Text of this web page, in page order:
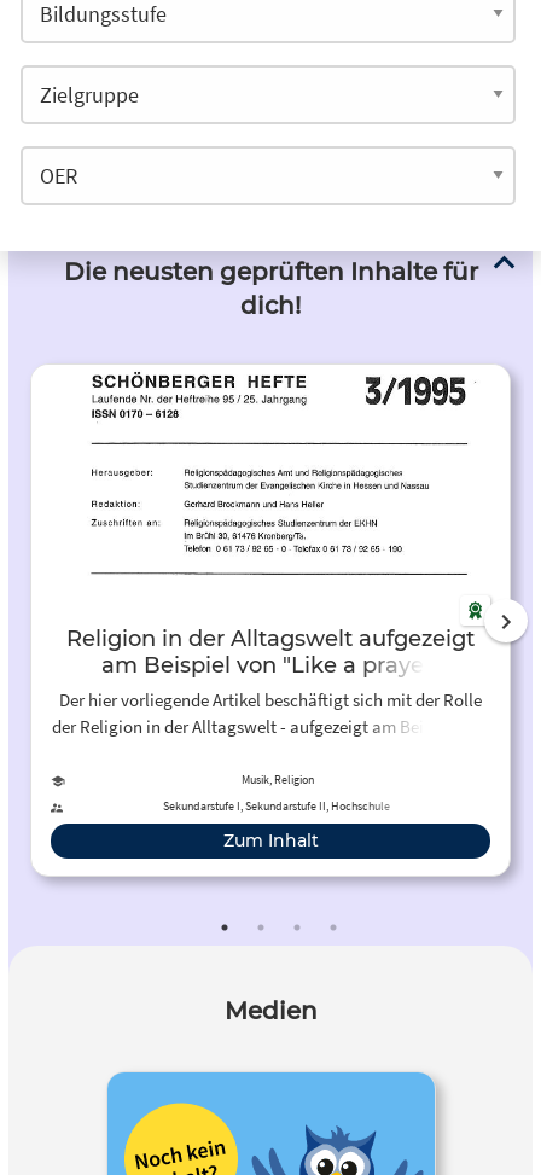
Die neusten geprüften Inhalte für
dich!
Religion in der Alltagswelt aufgezeigt
am Beispiel von "Like a prayer"
(Madonna)
Der hier vorliegende Artikel beschäftigt sich mit der Rolle
der Religion in der Alltagswelt - aufgezeigt am Beispiel von
veröffentlicht in den "Schöneberger Heften",
herausgegeben vom Religionspädagogischen Amt und
Religionspädagogischen Studienzentrum der
Evangelischen Kirche in Hessen und Nassau. Für den
Musikunterricht eignet er sich eher als
Unterrichtsvorbereitung und ggf. auch für Schülerinnen
Musik, Religion
Sekundarstufe I, Sekundarstufe II, Hochschule
Zum Inhalt
Medien